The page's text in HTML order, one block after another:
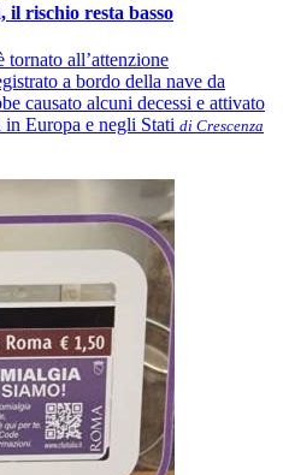
rischio resta basso
all’attenzione
a bordo della nave da
causato alcuni decessi e attivato
Europa e negli Stati di Crescenza